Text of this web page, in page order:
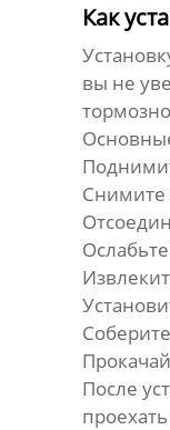
Как
вы не
Снимите
После